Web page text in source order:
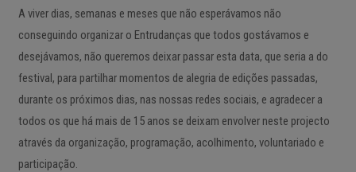
A viver dias, semanas e meses que não esperávamos não
conseguindo organizar o Entrudanças que todos gostávamos e
desejávamos, não queremos deixar passar esta data, que seria a do
festival, para partilhar momentos de alegria de edições passadas,
durante os próximos dias, nas nossas redes sociais, e agradecer a
todos os que há mais de 15 anos se deixam envolver neste projecto
através da organização, programação, acolhimento, voluntariado e
participação.